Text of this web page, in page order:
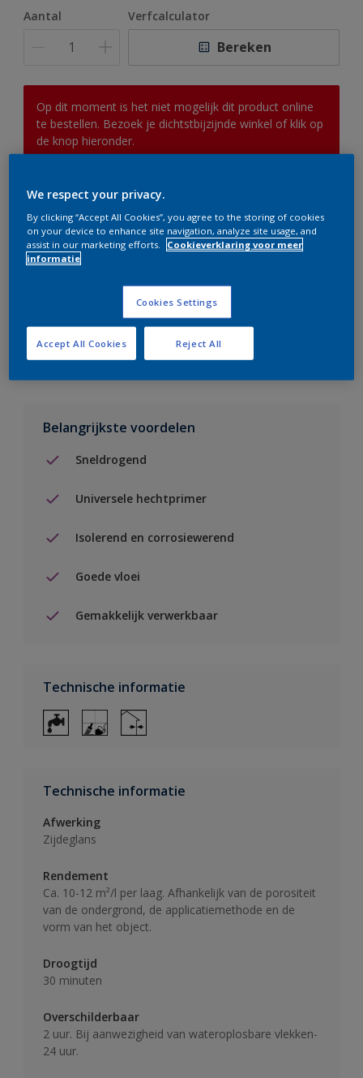
Aantal Verfcalculator
Bereken
Op dit moment is het niet mogelijk dit product online
te bestellen. Bezoek je dichtstbijzijnde winkel of klik op
de knop hieronder.
Boodschappenlijst
Vind een verkooppunt
Voeg toe aan project
Zie kleur in de Sikkens Visualizer App
Belangrijkste voordelen
Sneldrogend
Universele hechtprimer
Isolerend en corrosiewerend
Goede vloei
Gemakkelijk verwerkbaar
Technische informatie
Technische informatie
Afwerking
Zijdeglans
Rendement
Ca. 10-12 m²/l per laag. Afhankelijk van de porositeit
van de ondergrond, de applicatiemethode en de
vorm van het object.
Droogtijd
30 minuten
Overschilderbaar
2 uur. Bij aanwezigheid van wateroplosbare vlekken-
24 uur.
We respect your privacy.
By clicking “Accept All Cookies”, you agree to the storing of cookies
on your device to enhance site navigation, analyze site usage, and
assist in our marketing efforts.
Cookieverklaring voor meer
informatie
Cookies Settings
Reject All
Accept All Cookies